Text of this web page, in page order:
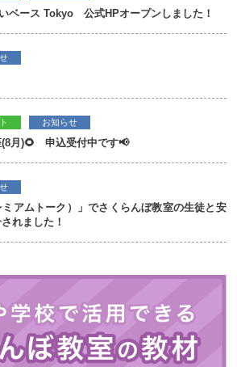
いベース Tokyo 公式HPオープンしました！
お知らせ
月)🌻 申込受付中です📢
アムトーク）」でさくらんぼ教室の生徒と安
れました！